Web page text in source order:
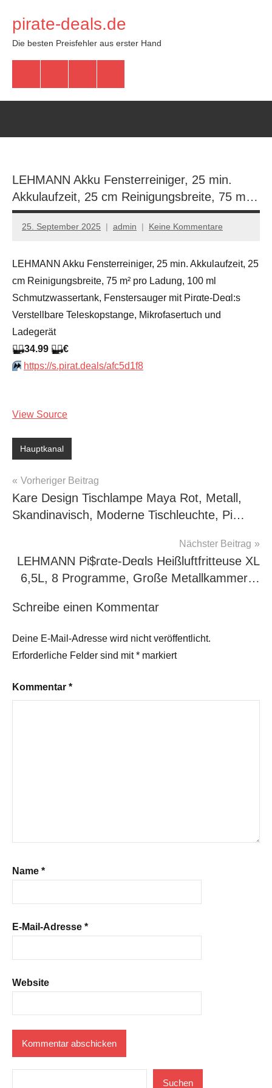
Inhalt
springen
pirate-deals.de
Die besten Preisfehler aus erster Hand
LEHMANN Akku Fensterreiniger, 25 min.
Akkulaufzeit, 25 cm Reinigungsbreite, 75 m…
25. September 2025 admin Keine Kommentare
LEHMANN Akku Fensterreiniger, 25 min. Akkulaufzeit, 25
cm Reinigungsbreite, 75 m² pro Ladung, 100 ml
Schmutzwassertank, Fenstersauger mit Pirαtе-Dеαl:s
Verstellbare Teleskopstange, Mikrofasertuch und
Ladegerät
🏴‍☠️34.99 🏴‍☠️€
⏩️ https://s.pirat.deals/afc5d1f8
View Source
Hauptkanal
Beitragsnavigation
Vorheriger Beitrag
Kare Design Tischlampe Maya Rot, Metall,
Skandinavisch, Moderne Tischleuchte, Pi…
Nächster Beitrag
LEHMANN Pi$rαtе-Dеαls Heißluftfritteuse XL
6,5L, 8 Programme, Große Metallkammer…
Schreibe einen Kommentar
Deine E-Mail-Adresse wird nicht veröffentlicht.
Erforderliche Felder sind mit* markiert
Kommentar *
Name *
E-Mail-Adresse *
Website
Suchen